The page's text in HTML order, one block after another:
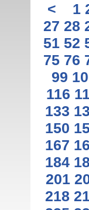
< 1
27 28
51 52
75 76
99
116
133
150
167
184
201
218